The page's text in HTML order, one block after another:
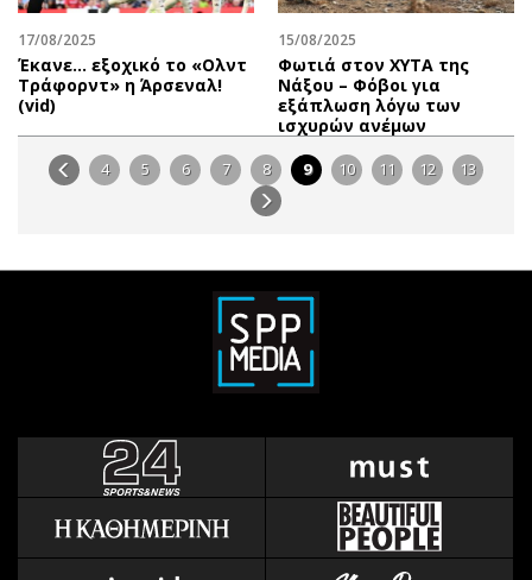
17/08/2025
Έκανε… εξοχικό το «Ολντ
Τράφορντ» η Άρσεναλ!
(vid)
15/08/2025
Φωτιά στον ΧΥΤΑ της
Νάξου – Φόβοι για
εξάπλωση λόγω των
ισχυρών ανέμων
4 5 6 7 8 9 10 11 12 13